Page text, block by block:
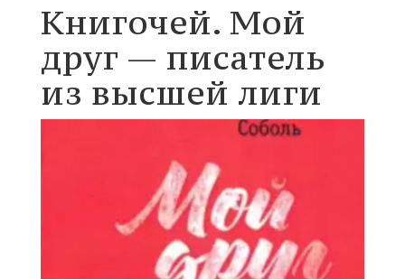
Книгочей. Мой
друг — писатель
из высшей лиги